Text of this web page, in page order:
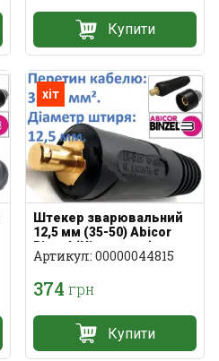
Купити
хіт
Штекер зварювальний
12,5 мм (35-50) Abicor
Binzel (Німеччина)
Артикул: 00000044815
374 грн
Купити